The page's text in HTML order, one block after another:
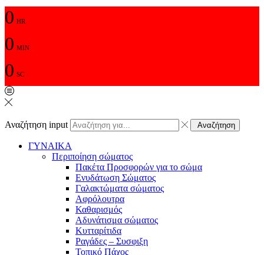
0 HR
0 MIN
0 SC
Αναζήτηση input Αναζήτηση
ΓΥΝΑΙΚΑ
Περιποίηση σώματος
Πακέτα Προσφορών για το σώμα
Ενυδάτωση Σώματος
Γαλακτώματα σώματος
Αφρόλουτρα
Καθαρισμός
Αδυνάτισμα σώματος
Κυτταρίτιδα
Ραγάδες – Συσφιξη
Τοπικό Πάχος